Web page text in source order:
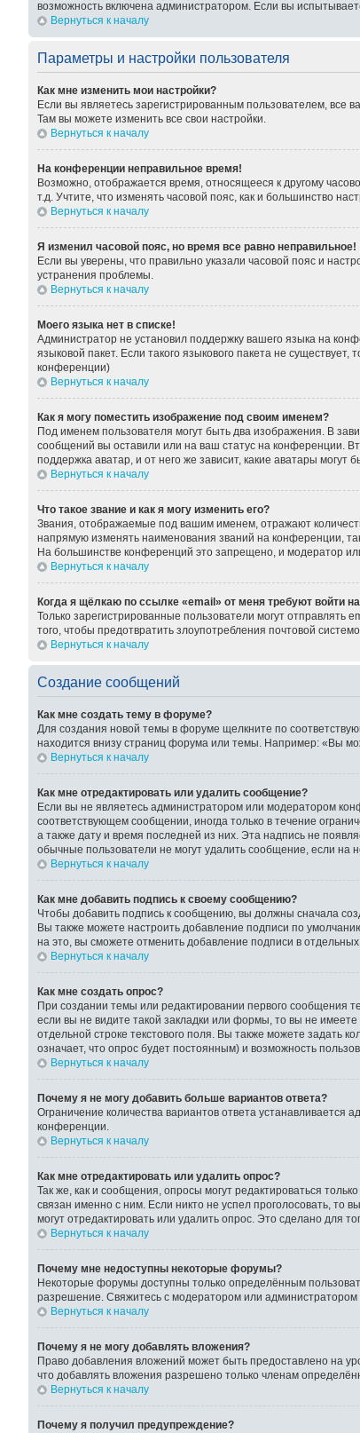
возможность включена администратором. Если вы
Вернуться к началу
Параметры и настройки пользователя
Как мне изменить мои настройки?
Если вы являетесь зарегистрированным пользователем,
Там вы можете изменить все свои настройки.
Вернуться к началу
На конференции неправильное время!
Возможно, отображается время, относящееся к другому
т.д. Учтите, что изменять часовой пояс, как и большинство
Вернуться к началу
Я изменил часовой пояс, но время все равно неправильное!
Если вы уверены, что правильно указали часовой пояс и
устранения проблемы.
Вернуться к началу
Моего языка нет в списке!
Администратор не установил поддержку вашего языка на
языковой пакет. Если такого языкового пакета не
конференции)
Вернуться к началу
Как я могу поместить изображение под своим именем?
Под именем пользователя могут быть два изображения. В
сообщений вы оставили или на ваш статус на конференции.
поддержка аватар, и от него же зависит, какие аватары
Вернуться к началу
Что такое звание и как я могу изменить его?
Звания, отображаемые под вашим именем, отражают
напрямую изменять наименования званий на конференции,
На большинстве конференций это запрещено, и модератор
Вернуться к началу
Когда я щёлкаю по ссылке «email» от меня требуют войти
Только зарегистрированные пользователи могут
того, чтобы предотвратить злоупотребления почтовой
Вернуться к началу
Создание сообщений
Как мне создать тему в форуме?
Для создания новой темы в форуме щелкните по
находится внизу страниц форума или темы. Например: «Вы
Вернуться к началу
Как мне отредактировать или удалить сообщение?
Если вы не являетесь администратором или модератором
соответствующем сообщении, иногда только в течение
а также дату и время последней из них. Эта надпись не
обычные пользователи не могут удалить сообщение, если на
Вернуться к началу
Как мне добавить подпись к своему сообщению?
Чтобы добавить подпись к сообщению, вы должны сначала
Вы также можете настроить добавление подписи по
на это, вы сможете отменить добавление подписи в
Вернуться к началу
Как мне создать опрос?
При создании темы или редактировании первого сообщения
если вы не видите такой закладки или формы, то вы не
отдельной строке текстового поля. Вы также можете задать
означает, что опрос будет постоянным) и возможность
Вернуться к началу
Почему я не могу добавить больше вариантов ответа?
Ограничение количества вариантов ответа
конференции.
Вернуться к началу
Как мне отредактировать или удалить опрос?
Так же, как и сообщения, опросы могут редактироваться
связан именно с ним. Если никто не успел проголосовать, то
могут отредактировать или удалить опрос. Это сделано для
Вернуться к началу
Почему мне недоступны некоторые форумы?
Некоторые форумы доступны только определённым
разрешение. Свяжитесь с модератором или
Вернуться к началу
Почему я не могу добавлять вложения?
Право добавления вложений может быть предоставлено на
что добавлять вложения разрешено только членам
Вернуться к началу
Почему я получил предупреждение?